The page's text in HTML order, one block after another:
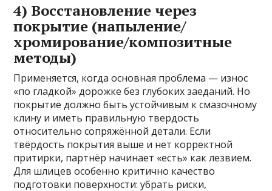
4) Восстановление через
покрытие (напыление/
хромирование/композитные
методы)
Применяется, когда основная проблема — износ
«по гладкой» дорожке без глубоких заеданий. Но
покрытие должно быть устойчивым к смазочному
клину и иметь правильную твердость
относительно сопряжённой детали. Если
твёрдость покрытия выше и нет корректной
притирки, партнёр начинает «есть» как лезвием.
Для шлицев особенно критично качество
подготовки поверхности: убрать риски,